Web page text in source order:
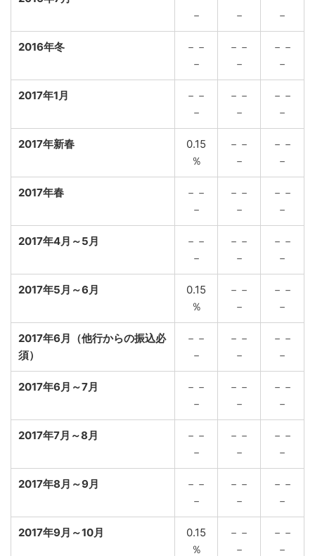
－
－
－
2016年冬
－－
－
－－
－
－－
－
2017年1月
－－
－
－－
－
－－
－
2017年新春
0.15
％
－－
－
－－
－
2017年春
－－
－
－－
－
－－
－
2017年4月～5月
－－
－
－－
－
－－
－
2017年5月～6月
0.15
％
－－
－
－－
－
2017年6月（他行からの振込必
須）
－－
－
－－
－
－－
－
2017年6月～7月
－－
－
－－
－
－－
－
2017年7月～8月
－－
－
－－
－
－－
－
2017年8月～9月
－－
－
－－
－
－－
－
2017年9月～10月
0.15
％
－－
－
－－
－